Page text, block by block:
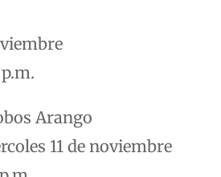
Arango
11 de noviembre